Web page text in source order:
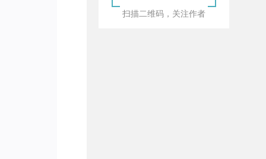
扫描二维码，关注作者